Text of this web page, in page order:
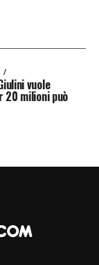
in
di De
clienti
su
vuole
20 milioni può